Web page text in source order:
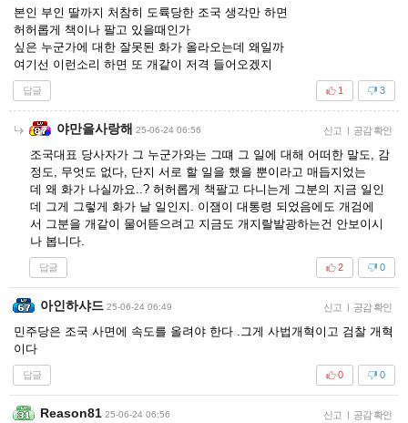
본인 부인 딸까지 처참히 도륙당한 조국 생각만 하면
허허롭게 책이나 팔고 있을때인가
싶은 누군가에 대한 잘못된 화가 올라오는데 왜일까
여기선 이런소리 하면 또 개같이 저격 들어오겠지
답글 3
1
야만을사랑해 25-06-24 06:56 신고 | 공감 확인
조국대표 당사자가 그 누군가와는 그떄 그 일에 대해 어떠한 말도, 감
정도, 무엇도 없다, 단지 서로 할 일을 했을 뿐이라고 매듭지었는
데 왜 화가 나실까요..? 허허롭게 책팔고 다니는게 그분의 지금 일인
데 그게 그렇게 화가 날 일인지. 이잼이 대통령 되었음에도 개검에
서 그분을 개같이 물어뜯으려고 지금도 개지랄발광하는건 안보이시
나 봅니다.
답글 0
2
아인하샤드 25-06-24 06:49 신고 | 공감 확인
민주당은 조국 사면에 속도를 올려야 한다 .그게 사법개혁이고 검찰 개혁
이다
답글 0
0
Reason81 25-06-24 06:56 신고 | 공감 확인